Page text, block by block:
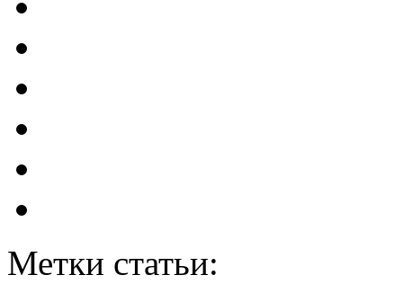
Метки статьи: